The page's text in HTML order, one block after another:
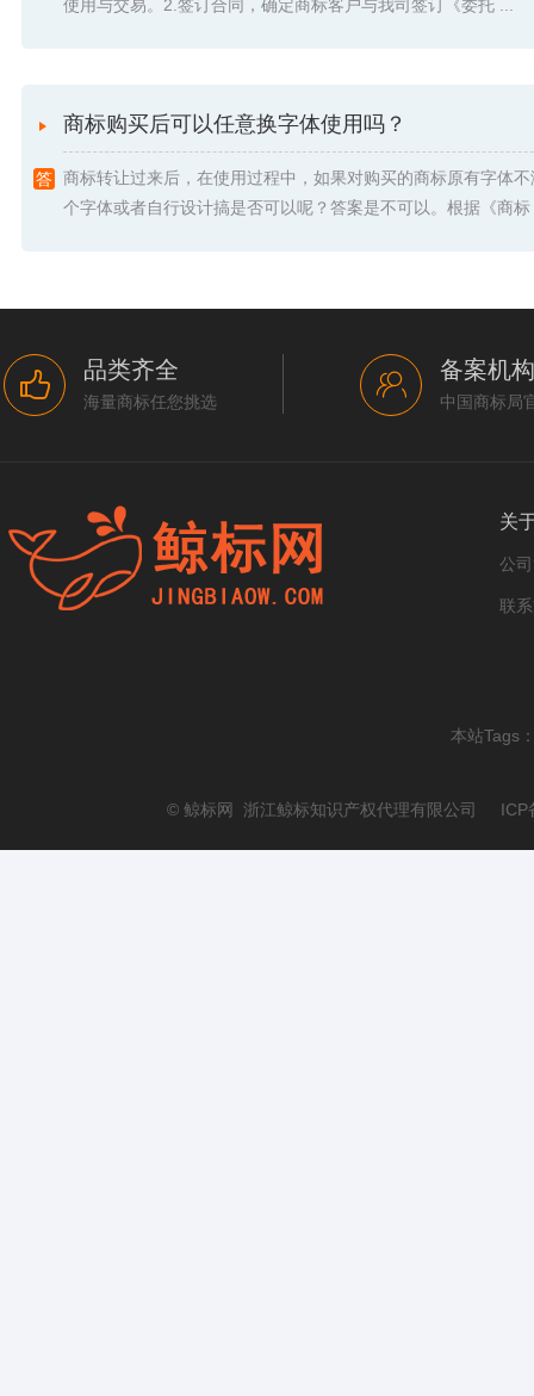
使用与交易。2.签订合同，确定商标客户与我司签订《委托 ...
商标购买后可以任意换字体使用吗？
商标转让过来后，在使用过程中，如果对购买的商标原有字体
个字体或者自行设计搞是否可以呢？答案是不可以。根据《商
品类齐全
海量商标任您挑选
备案机构
中国商标局
关
公
联
本站Tags
© 鲸标网 浙江鲸标知识产权代理有限公司 ICP